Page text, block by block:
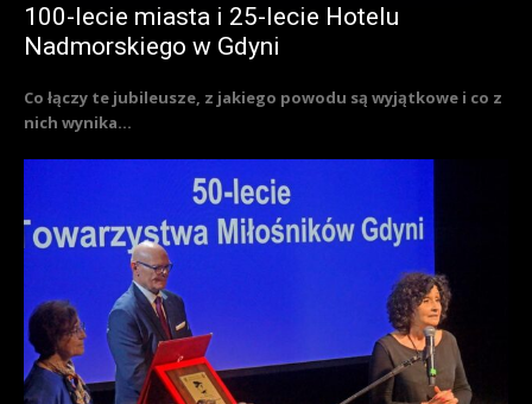
100-lecie miasta i 25-lecie Hotelu
Nadmorskiego w Gdyni
Co łączy te jubileusze, z jakiego powodu są wyjątkowe i co z
nich wynika...